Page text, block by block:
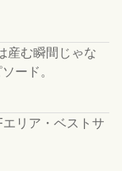
産む瞬間じゃな
ード。
エリア・ベストサ